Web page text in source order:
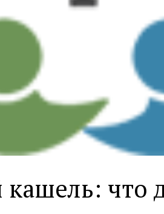
кашель: что